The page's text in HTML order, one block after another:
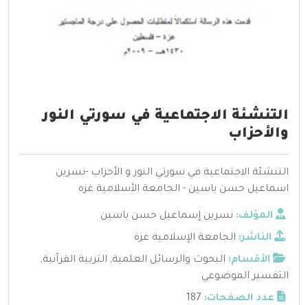
التنشئة الاجتماعية في سورتي النور
والأحزاب
التنشئة الاجتماعية في سورتي النور و الأحزاب -نسرين
اسماعيل حسن ياسين - الجامعة الأسلامية غزه
المؤلف: نسرين إسماعيل حسن ياسين
الناشر: الجامعة الإسلامية غزة
الأقسام: البحوث والرسائل العلمية, التربية القرآنية,
التفسير الموضوعي
عدد الصفحات: 187